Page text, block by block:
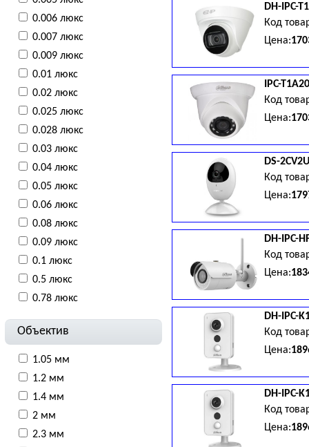
0.006 люкс
0.007 люкс
0.009 люкс
0.01 люкс
0.02 люкс
0.025 люкс
0.028 люкс
0.03 люкс
0.04 люкс
0.05 люкс
0.06 люкс
0.08 люкс
0.09 люкс
0.1 люкс
0.5 люкс
0.78 люкс
Объектив
1.05 мм
1.2 мм
1.4 мм
2 мм
2.3 мм
метров, IP67, DC 12В/4.2
DH-IPC-
Код
Цена:
Люкс с ИК; Запись: 1080p -
IP67, DC 12В/4.8 Вт,IPC-
Код
Цена:
Люкс с ИК; Запись: 25к/
метров, IP67, DC 12В/4.2
DS-
Код
Цена:
- 25 к/с; Функции: DWDR,
микрофон и динамик; ИК-
DH-IPC-
Код
Цена:
подсветка 30м; DC12В/
DH-IPC-
Код
Цена:
Тревога: 1вх/1вых; micro SD
мм, 310г.
DH-IPC-
Код
Цена: